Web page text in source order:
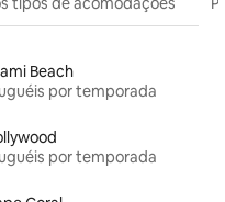
Beach
por temporada
por temporada